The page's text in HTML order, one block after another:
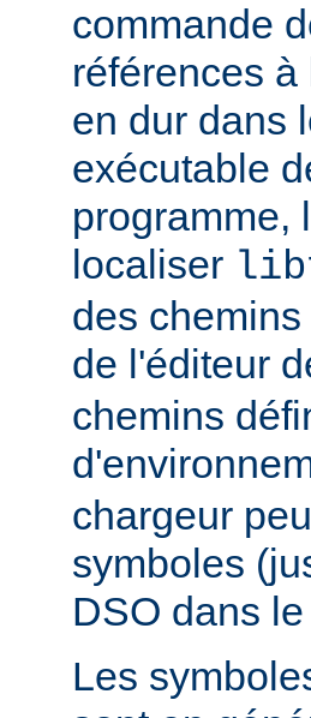
commande
références
en dur dans
exécutable
programme,
localiser
des
de l'éditeur
chemins
chargeur
symboles
DSO dans
Les